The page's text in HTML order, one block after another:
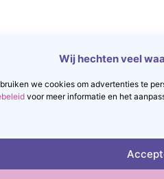
Wij hechten veel
we cookies om advertenties te
voor meer informatie en het